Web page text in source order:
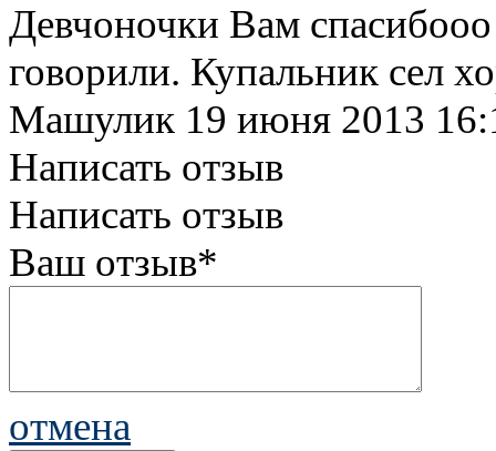
Девчоночки Вам
говорили. Купальник сел
Машулик 19 июня 2013
Написать отзыв
Написать отзыв
Ваш отзыв*
отмена